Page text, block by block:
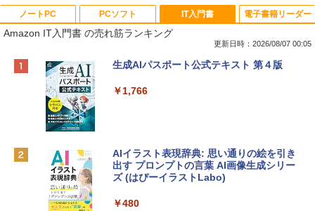
ノートPC
Apple 2026 MacBook Neo A18 Proチッ
e Intelligence、Liquid Retinaディスプ
￥162,598
tomtoc 360°保護 15.6 16インチ パソコ
PCソフト
Robloxギフトカード - 800 Robux 【限
インゲームコード】 ロブロックス | オン
Robloxギフトカード - 2,000 Robux 【限
定バーチャルアイテムを含む】 【オンラ
ラインコード版
IT入門書
Amazon IT入門書 の売れ筋ランキング
更新日時：2026/08/07 00:05
生成AIパスポート公式テキスト 第４版
￥1,766
AIイラスト表現辞典: 思い通りの絵を引き
出す プロンプトの言葉 AI画像生成シリー
ズ (はぴーイラストLabo)
￥480
電子書籍リーダー